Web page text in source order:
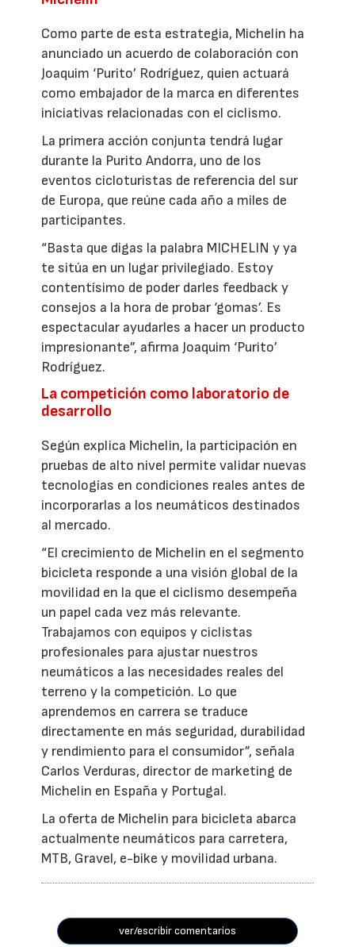
Como parte de esta estrategia, Michelin ha
anunciado un acuerdo de colaboración con
Joaquim ‘Purito’ Rodríguez, quien actuará
como embajador de la marca en diferentes
iniciativas relacionadas con el ciclismo.
La primera acción conjunta tendrá lugar
durante la Purito Andorra, uno de los
eventos cicloturistas de referencia del sur
de Europa, que reúne cada año a miles de
participantes.
“Basta que digas la palabra MICHELIN y ya
te sitúa en un lugar privilegiado. Estoy
contentísimo de poder darles feedback y
consejos a la hora de probar ‘gomas’. Es
espectacular ayudarles a hacer un producto
impresionante”, afirma Joaquim ‘Purito’
Rodríguez.
La competición como laboratorio de
desarrollo
Según explica Michelin, la participación en
pruebas de alto nivel permite validar nuevas
tecnologías en condiciones reales antes de
incorporarlas a los neumáticos destinados
al mercado.
“El crecimiento de Michelin en el segmento
bicicleta responde a una visión global de la
movilidad en la que el ciclismo desempeña
un papel cada vez más relevante.
Trabajamos con equipos y ciclistas
profesionales para ajustar nuestros
neumáticos a las necesidades reales del
terreno y la competición. Lo que
aprendemos en carrera se traduce
directamente en más seguridad, durabilidad
y rendimiento para el consumidor”, señala
Carlos Verduras, director de marketing de
Michelin en España y Portugal.
La oferta de Michelin para bicicleta abarca
actualmente neumáticos para carretera,
MTB, Gravel, e-bike y movilidad urbana.
ver/escribir comentarios